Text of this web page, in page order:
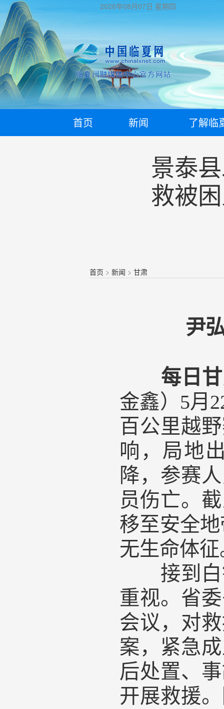
2026年08月07日 星期四
首页 新闻 了解临
景泰
救被
首页 >新闻 >甘肃
尹
每日甘
金鑫）5月
百公里越
响，局地
降，参赛
员伤亡。
移至安全
无生命体
接到白
重视。省
会议，对
案，紧急
后处置、
开展救援